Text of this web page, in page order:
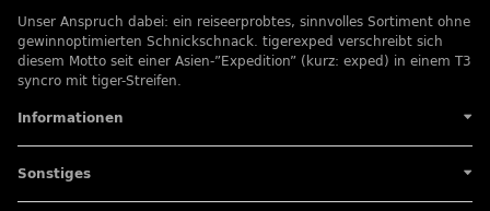
Unser Anspruch dabei: ein reiseerprobtes, sinnvolles Sortiment ohne
gewinnoptimierten Schnickschnack. tigerexped verschreibt sich
diesem Motto seit einer Asien-”Expedition” (kurz: exped) in einem T3
syncro mit tiger-Streifen.
Informationen
Sonstiges